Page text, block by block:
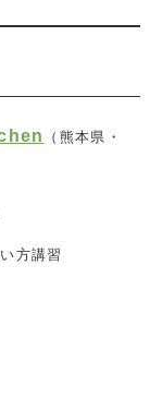
（熊本県・
方講習